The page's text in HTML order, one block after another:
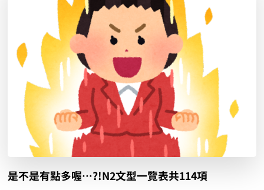
是不是有點多喔…?!N2文型一覽表共114項